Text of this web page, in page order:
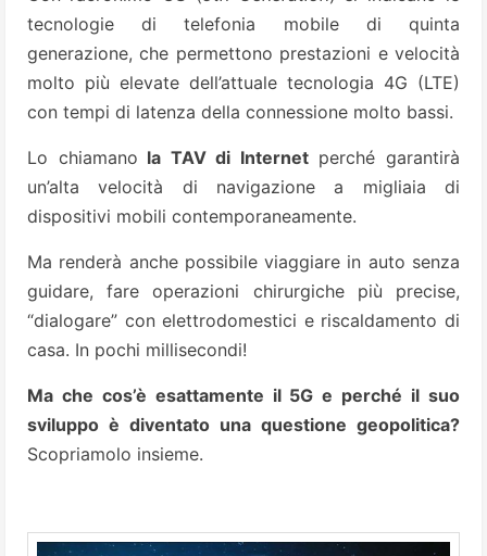
tecnologie di telefonia mobile di quinta
generazione, che permettono prestazioni e velocità
molto più elevate dell’attuale tecnologia 4G (LTE)
con tempi di latenza della connessione molto bassi.
Lo chiamano la TAV di Internetperché garantirà
un’alta velocità di navigazione a migliaia di
dispositivi mobili contemporaneamente.
Ma renderà anche possibile viaggiare in auto senza
guidare, fare operazioni chirurgiche più precise,
“dialogare” con elettrodomestici e riscaldamento di
casa. In pochi millisecondi!
Ma che cos’è esattamente il 5G e perché il suo
sviluppo è diventato una questione geopolitica?
Scopriamolo insieme.